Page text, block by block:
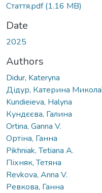
Стаття.pdf(1.16 MB)
Date
2025
Authors
Didur, Kateryna
Дідур, Катерина
Kundieieva, Halyna
Кундєєва, Галина
Ortina, Ganna V.
Ортіна, Ганна
Pikhniak, Tetiana A.
Піхняк, Тетяна
Revkova, Anna V.
Ревкова, Ганна